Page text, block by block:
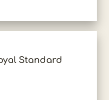
Standard